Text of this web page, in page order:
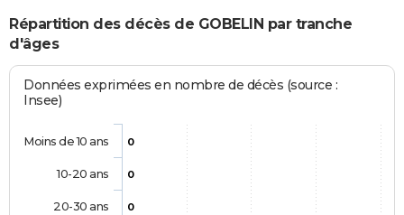
Répartition des décès de GOBELIN par tranche
d'âges
Données exprimées en nombre de décès (source :
Insee)
0
0
0
Moins de 10 ans
10-20 ans
20-30 ans